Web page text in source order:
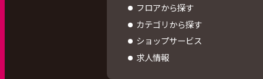
フロアから探す
カテゴリから探す
ショップサービス
求人情報